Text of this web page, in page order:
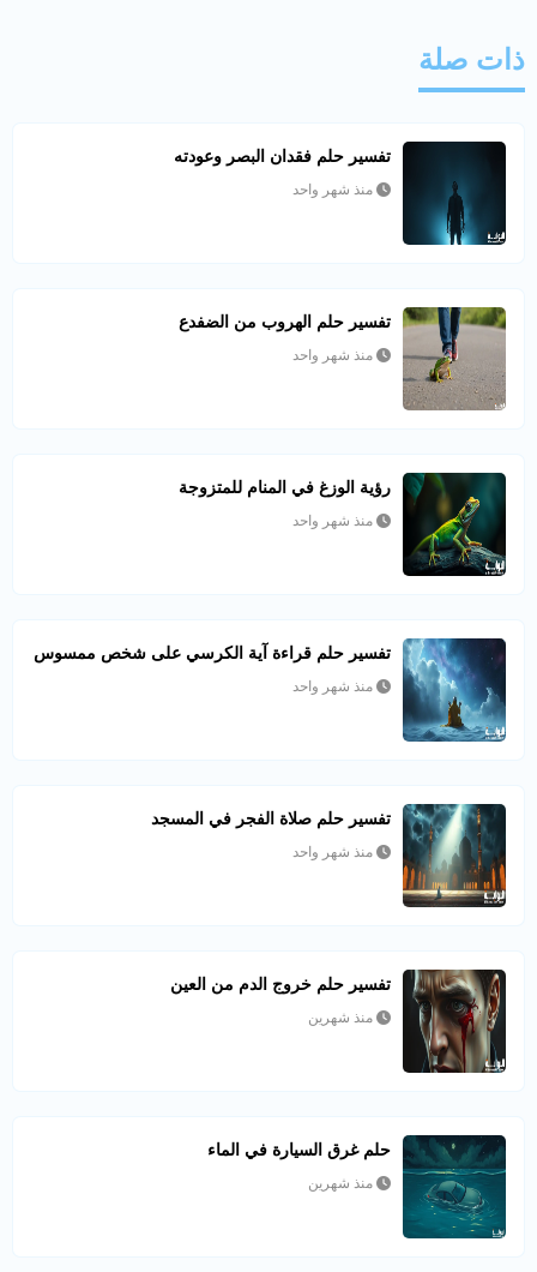
ذات صلة
تفسير حلم فقدان البصر وعودته
منذ شهر واحد
تفسير حلم الهروب من الضفدع
منذ شهر واحد
رؤية الوزغ في المنام للمتزوجة
منذ شهر واحد
تفسير حلم قراءة آية الكرسي على شخص ممسوس
منذ شهر واحد
تفسير حلم صلاة الفجر في المسجد
منذ شهر واحد
تفسير حلم خروج الدم من العين
منذ شهرين
حلم غرق السيارة في الماء
منذ شهرين